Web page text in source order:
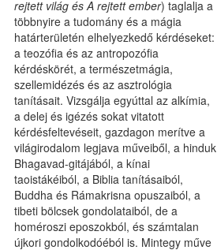
rejtett világ és A rejtett ember) taglalja a
többnyire a tudomány és a mágia
határterületén elhelyezkedő kérdéseket:
a teozófia és az antropozófia
kérdéskörét, a természetmágia,
szellemidézés és az asztrológia
tanításait. Vizsgálja egyúttal az alkímia,
a delej és igézés sokat vitatott
kérdésfeltevéseit, gazdagon merítve a
világirodalom legjava műveiből, a hinduk
Bhagavad-gitájából, a kínai
taoistákéiból, a Biblia tanításaiból,
Buddha és Rámakrisna opuszaiból, a
tibeti bölcsek gondolataiból, de a
homéroszi eposzokból, és számtalan
újkori gondolkodóéból is. Mintegy műve